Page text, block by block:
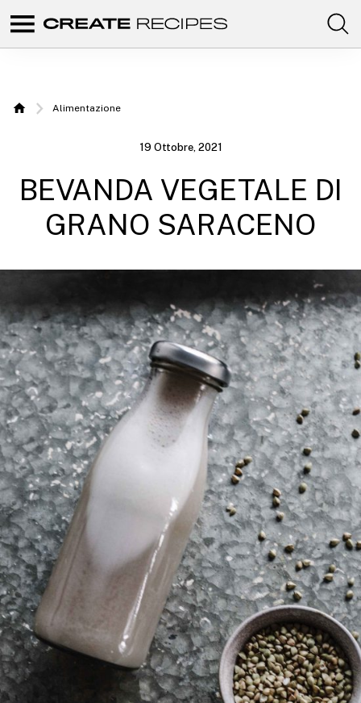
Create
|
con il
tuo
Chefbot
Comunidad
con
tus
Home
Alimentazione
19 Ottobre, 2021
BEVANDA VEGETALE DI
GRANO SARACENO